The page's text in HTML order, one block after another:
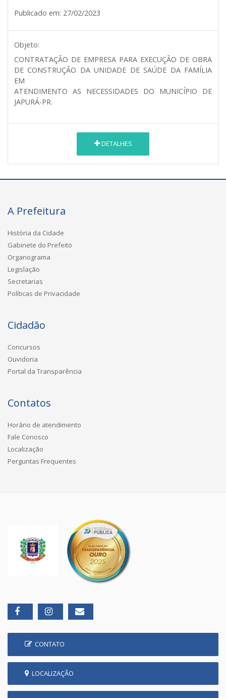
Publicado em: 27/02/2023
Objeto:
CONTRATAÇÃO DE EMPRESA PARA EXECUÇÃO DE OBRA
DE CONSTRUÇÃO DA UNIDADE DE SAÚDE DA FAMÍLIA
EM
ATENDIMENTO AS NECESSIDADES DO MUNICÍPIO DE
JAPURÁ-PR.
DETALHES
A Prefeitura
História da Cidade
Gabinete do Prefeito
Organograma
Legislação
Secretarias
Políticas de Privacidade
Cidadão
Concursos
Ouvidoria
Portal da Transparência
Contatos
Horário de atendimento
Fale Conosco
Localização
Perguntas Frequentes
CONTATO
LOCALIZAÇÃO